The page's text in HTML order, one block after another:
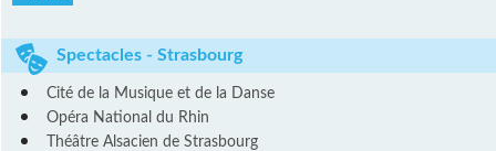
Spectacles - Strasbourg
Cité de la Musique et de la Danse
Opéra National du Rhin
Théâtre Alsacien de Strasbourg